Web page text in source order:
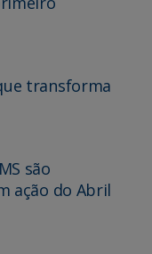
transforma
são
ação do Abril